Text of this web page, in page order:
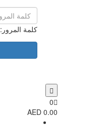
كلمة المرور:
0
0.00 AED